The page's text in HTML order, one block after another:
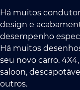
Há muitos
design e
desempenho
Há muitos
seu novo carro.
saloon,
outros.